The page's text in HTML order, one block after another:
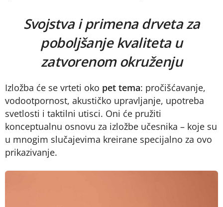
Svojstva i primena drveta za
poboljšanje kvaliteta u
zatvorenom okruženju
Izložba će se vrteti oko pet tema: pročišćavanje,
vodootpornost, akustičko upravljanje, upotreba
svetlosti i taktilni utisci. Oni će pružiti
konceptualnu osnovu za izložbe učesnika – koje su
u mnogim slučajevima kreirane specijalno za ovo
prikazivanje.